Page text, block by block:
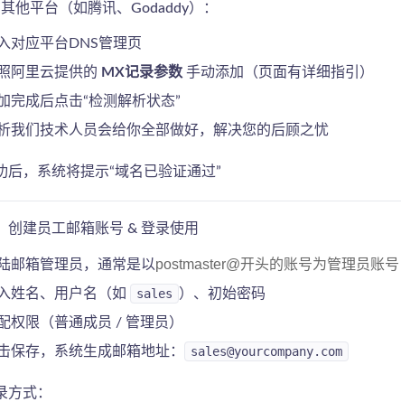
他平台（如腾讯、Godaddy）：
对应平台DNS管理页
阿里云提供的 MX记录参数 手动添加（页面有详细指引）
完成后点击“检测解析状态”
我们技术人员会给你全部做好，解决您的后顾之忧
后，系统将提示“域名已验证通过”
创建员工邮箱账号 & 登录使用
邮箱管理员，通常是以postmaster@开头的账号为管理员账号
姓名、用户名（如 sales ）、初始密码
权限（普通成员 / 管理员）
保存，系统生成邮箱地址：
sales@yourcompany.com
方式：